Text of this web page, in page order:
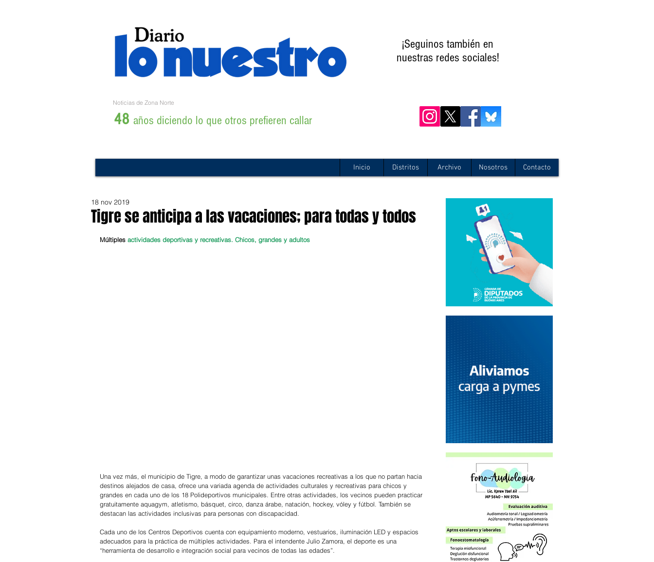
¡Seguinos también en
nuestras redes sociales!
Noticias de Zona Norte
48 años diciendo lo que otros prefieren callar
Inicio Distritos Archivo Nosotros Contacto
Tigre se anticipa a las vacaciones; para todas y todos
18 nov 2019
Múltiples actividades deportivas y recreativas. Chicos, grandes y adultos
Una vez más, el municipio de Tigre, a modo de garantizar unas vacaciones recreativas a los que no partan hacia
destinos alejados de casa, ofrece una variada agenda de actividades culturales y recreativas para chicos y
grandes en cada uno de los 18 Polideportivos municipales. Entre otras actividades, los vecinos pueden practicar
gratuitamente aquagym, atletismo, básquet, circo, danza árabe, natación, hockey, vóley y fútbol. También se
destacan las actividades inclusivas para personas con discapacidad.
Cada uno de los Centros Deportivos cuenta con equipamiento moderno, vestuarios, iluminación LED y espacios
adecuados para la práctica de múltiples actividades. Para el intendente Julio Zamora, el deporte es una
“herramienta de desarrollo e integración social para vecinos de todas las edades”.